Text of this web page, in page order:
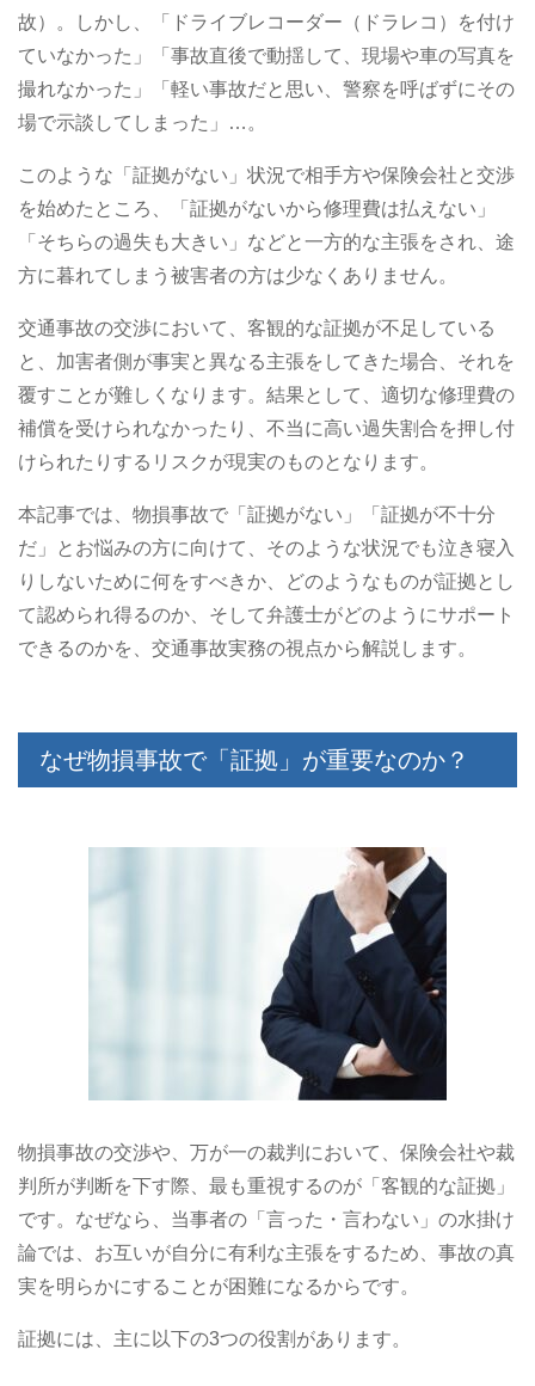
故）。しかし、「ドライブレコーダー（ドラレコ）を付け
ていなかった」「事故直後で動揺して、現場や車の写真を
撮れなかった」「軽い事故だと思い、警察を呼ばずにその
場で示談してしまった」…。
このような「証拠がない」状況で相手方や保険会社と交渉
を始めたところ、「証拠がないから修理費は払えない」
「そちらの過失も大きい」などと一方的な主張をされ、途
方に暮れてしまう被害者の方は少なくありません。
交通事故の交渉において、客観的な証拠が不足している
と、加害者側が事実と異なる主張をしてきた場合、それを
覆すことが難しくなります。結果として、適切な修理費の
補償を受けられなかったり、不当に高い過失割合を押し付
けられたりするリスクが現実のものとなります。
本記事では、物損事故で「証拠がない」「証拠が不十分
だ」とお悩みの方に向けて、そのような状況でも泣き寝入
りしないために何をすべきか、どのようなものが証拠とし
て認められ得るのか、そして弁護士がどのようにサポート
できるのかを、交通事故実務の視点から解説します。
なぜ物損事故で「証拠」が重要なのか？
物損事故の交渉や、万が一の裁判において、保険会社や裁
判所が判断を下す際、最も重視するのが「客観的な証拠」
です。なぜなら、当事者の「言った・言わない」の水掛け
論では、お互いが自分に有利な主張をするため、事故の真
実を明らかにすることが困難になるからです。
証拠には、主に以下の3つの役割があります。